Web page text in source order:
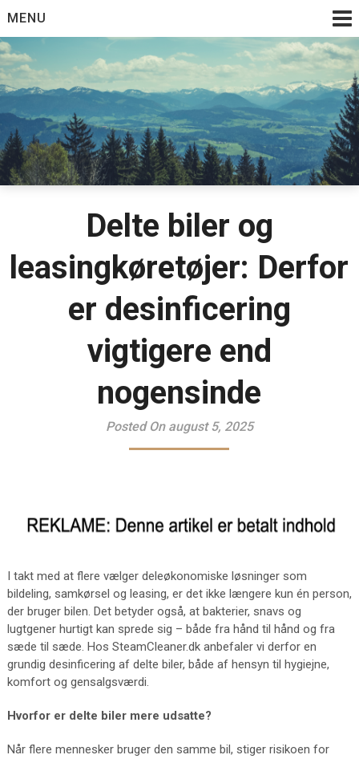
to
content
MENU
Delte biler og
leasingkøretøjer: Derfor
er desinficering
vigtigere end
nogensinde
Posted On august 5, 2025
I takt med at flere vælger deleøkonomiske løsninger som
bildeling, samkørsel og leasing, er det ikke længere kun én person,
der bruger bilen. Det betyder også, at bakterier, snavs og
lugtgener hurtigt kan sprede sig – både fra hånd til hånd og fra
sæde til sæde. Hos SteamCleaner.dk anbefaler vi derfor en
grundig desinficering af delte biler, både af hensyn til hygiejne,
komfort og gensalgsværdi.
Hvorfor er delte biler mere udsatte?
Når flere mennesker bruger den samme bil, stiger risikoen for